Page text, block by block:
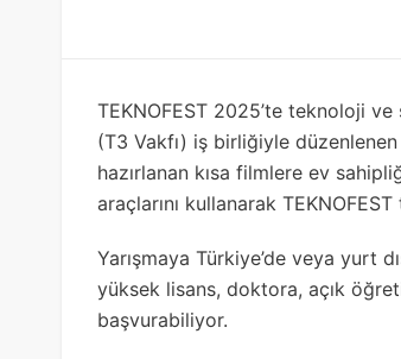
TEKNOFEST 2025’te teknoloji
(T3 Vakfı) iş birliğiyle
hazırlanan kısa filmlere ev
araçlarını kullanarak
Yarışmaya Türkiye’de veya yurt
yüksek lisans, doktora, açık
başvurabiliyor.